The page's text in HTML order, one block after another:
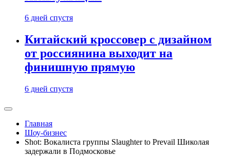
6 дней спустя
Китайский кроссовер с дизайном
от россиянина выходит на
финишную прямую
6 дней спустя
Главная
Шоу-бизнес
Shot: Вокалиста группы Slaughter to Prevail Шиколая
задержали в Подмосковье